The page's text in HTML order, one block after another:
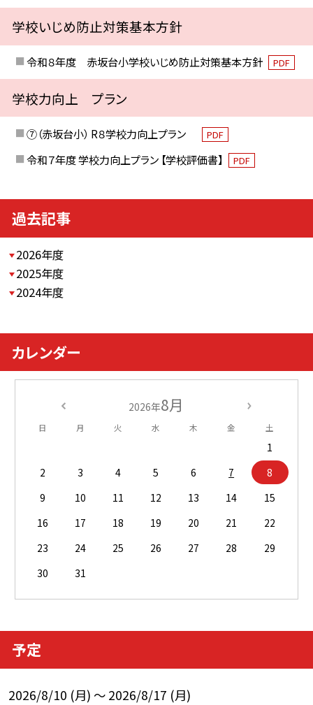
学校いじめ防止対策基本方針
令和８年度 赤坂台小学校いじめ防止対策基本方針 PDF
学校力向上 プラン
⑦（赤坂台小） R８学校力向上プラン PDF
令和７年度 学校力向上プラン 【学校評価書】 PDF
過去記事
2026年度
2025年度
2024年度
カレンダー
2026年8月
日 月 火 水 木 金 土
1
2
3 4 5 6 7
8
9
10 11 12 13 14
15
16
17 18 19 20 21
22
23
24 25 26 27 28
29
30
31
予定
2026/8/10 (月) ～ 2026/8/17 (月)